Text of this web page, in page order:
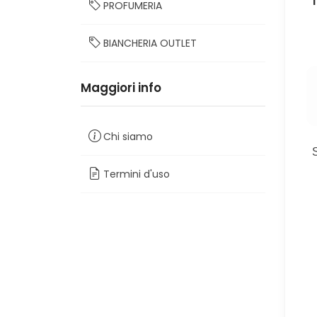
PROFUMERIA
BIANCHERIA OUTLET
Maggiori info
Chi siamo
Termini d'uso